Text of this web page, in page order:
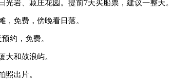
岩、菽庄花园。提前7天买船票，建议一整天。
免费，傍晚看日落。
约，免费。
大和鼓浪屿。
照出片。